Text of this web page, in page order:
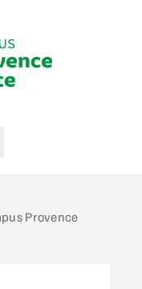
Provence